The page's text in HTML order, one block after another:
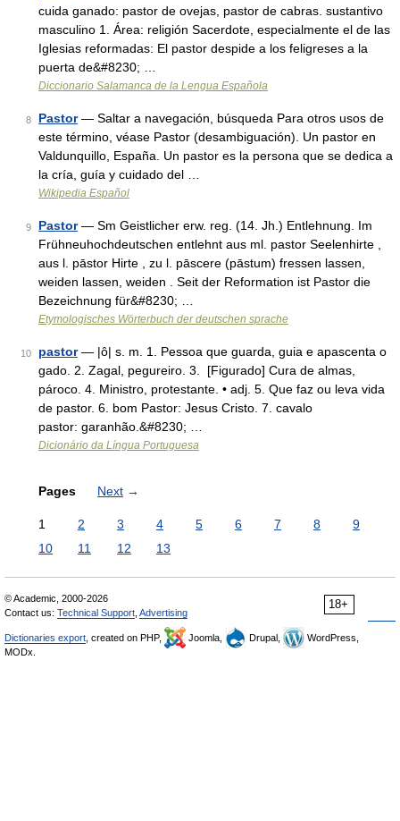
cuida ganado: pastor de ovejas, pastor de cabras. sustantivo
masculino 1. Área: religión Sacerdote, especialmente el de las
Iglesias reformadas: El pastor despide a los feligreses a la
puerta de&#8230; …
Diccionario Salamanca de la Lengua Española
8 Pastor— Saltar a navegación, búsqueda Para otros usos de
este término, véase Pastor (desambiguación). Un pastor en
Valdunquillo, España. Un pastor es la persona que se dedica a
la cría, guía y cuidado del …
Wikipedia Español
9 Pastor— Sm Geistlicher erw. reg. (14. Jh.) Entlehnung. Im
Frühneuhochdeutschen entlehnt aus ml. pastor Seelenhirte ,
aus l. pāstor Hirte , zu l. pāscere (pāstum) fressen lassen,
weiden lassen, weiden . Seit der Reformation ist Pastor die
Bezeichnung für&#8230; …
Etymologisches Wörterbuch der deutschen sprache
10 pastor— |ô| s. m. 1. Pessoa que guarda, guia e apascenta o
gado. 2. Zagal, pegureiro. 3. [Figurado] Cura de almas,
pároco. 4. Ministro, protestante. • adj. 5. Que faz ou leva vida
de pastor. 6. bom Pastor: Jesus Cristo. 7. cavalo
pastor: garanhão.&#8230; …
Dicionário da Língua Portuguesa
Pages Next →
1 2 3 4 5 6 7 8
9
10
11 12 13
18+
© Academic, 2000-2026
Contact us: Technical Support Advertising
Dictionaries export , created on PHP, Joomla, Drupal,
WordPress,
MODx.